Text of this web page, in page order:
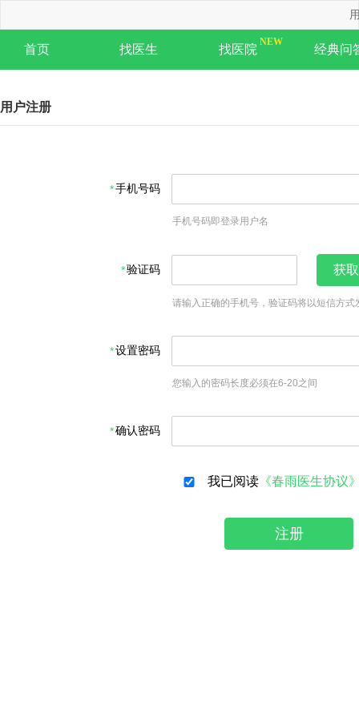
首页 找医生 找医院 经典问
用户注册
手机号码
手机号码即登录用户名
验证码 获
请输入正确的手机号，验证码将以短信方式
设置密码
您输入的密码长度必须在6-20之间
确认密码
我已阅读 《春雨医生协议
注册